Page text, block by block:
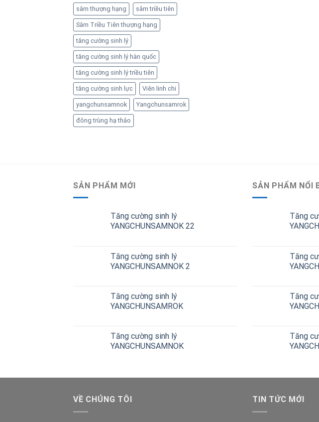
sâm thượng hạng sâm triều tiên
Sâm Triều Tiên thượng hạng
tăng cường sinh lý
tăng cường sinh lý hàn quốc
tăng cường sinh lý triều tiên
tăng cường sinh lực Viên linh chi
yangchunsamnok Yangchunsamrok
đông trùng hạ thảo
SẢN PHẨM MỚI
Tăng cường sinh lý
YANGCHUNSAMNOK 22
Tăng cường sinh lý
YANGCHUNSAMNOK 2
Tăng cường sinh lý
YANGCHUNSAMROK
Tăng cường sinh lý
YANGCHUNSAMNOK
SẢN PHẨM NỔI
Tăng
Tăng
Tăng
Tăng
VỀ CHÚNG TÔI TIN TỨC MỚI